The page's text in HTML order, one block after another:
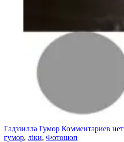
Гадззилла Гумор Комментариев нет
гумор, ліки, Фотошоп